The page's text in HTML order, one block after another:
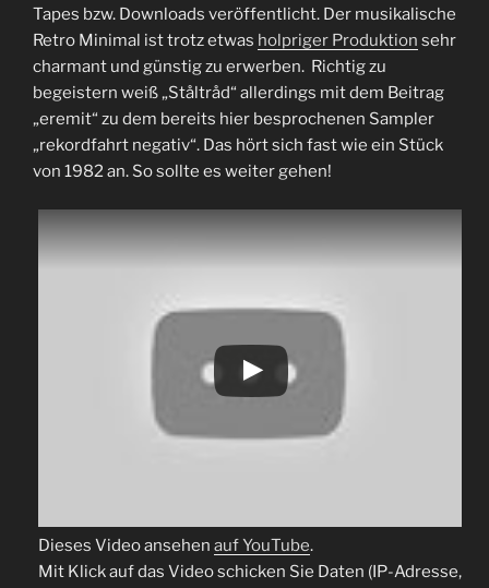
Tapes bzw. Downloads veröffentlicht. Der musikalische
Retro Minimal ist trotz etwas holpriger Produktion sehr
charmant und günstig zu erwerben. Richtig zu
begeistern weiß „Ståltråd“ allerdings mit dem Beitrag
„eremit“ zu dem bereits hier besprochenen Sampler
„rekordfahrt negativ“. Das hört sich fast wie ein Stück
von 1982 an. So sollte es weiter gehen!
Dieses Video ansehen auf YouTube.
Mit Klick auf das Video schicken Sie Daten (IP-Adresse,